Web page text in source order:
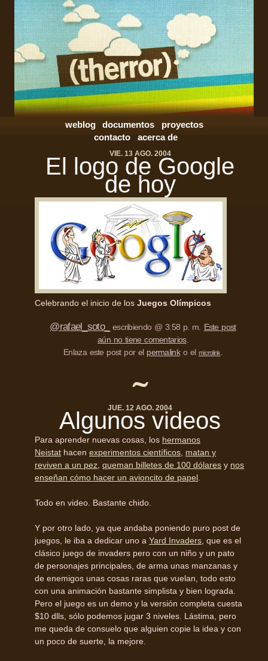
weblog documentos
proyectos
contacto
acerca de
VIE. 13 AGO. 2004
El logo de Google
de hoy
Celebrando el inicio de los Juegos Olímpicos
@rafael_soto_ escribiendo @ 3:58 p. m. Este post
aún no tiene comentarios.
Enlaza este post por el permalinko el microlink
JUE. 12 AGO. 2004
Algunos videos
Para aprender nuevas cosas, los hermanos
Neistat hacen experimentos científicos matan y
reviven a un pez queman billetes de 100 dólares y nos
enseñan cómo hacer un avioncito de papel
Todo en video. Bastante chido.
Y por otro lado, ya que andaba poniendo puro post de
juegos, le iba a dedicar uno a Yard Invaders , que es el
clásico juego de invaders pero con un niño y un pato
de personajes principales, de arma unas manzanas y
de enemigos unas cosas raras que vuelan, todo esto
con una animación bastante simplista y bien lograda.
Pero el juego es un demo y la versión completa cuesta
$10 dlls, sólo podemos jugar 3 niveles. Lástima, pero
me queda de consuelo que alguien copie la idea y con
un poco de suerte, la mejore.